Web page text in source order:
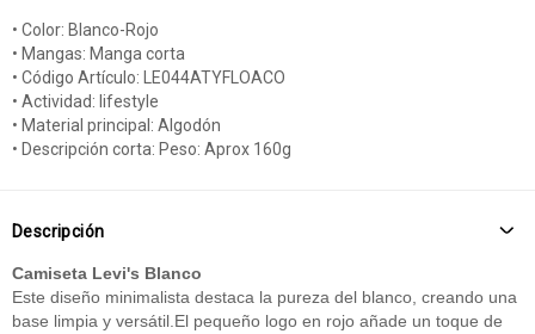
• Color: Blanco-Rojo
• Mangas: Manga corta
• Código Artículo: LE044ATYFLOACO
• Actividad: lifestyle
• Material principal: Algodón
• Descripción corta: Peso: Aprox 160g
Descripción
Camiseta Levi's Blanco
Este diseño minimalista destaca la pureza del blanco, creando una
base limpia y versátil.El pequeño logo en rojo añade un toque de